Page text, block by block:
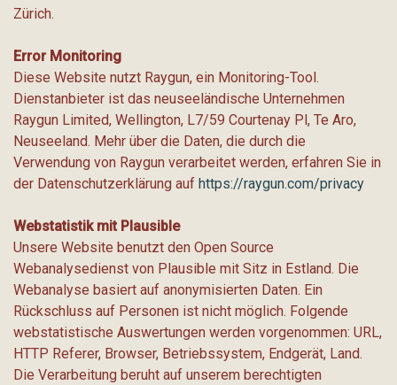
Zürich.
Error Monitoring
Diese Website nutzt Raygun, ein Monitoring-Tool.
Dienstanbieter ist das neuseeländische Unternehmen
Raygun Limited, Wellington, L7/59 Courtenay Pl, Te Aro,
Neuseeland. Mehr über die Daten, die durch die
Verwendung von Raygun verarbeitet werden, erfahren Sie in
der Datenschutzerklärung auf https://raygun.com/privacy
Webstatistik mit Plausible
Unsere Website benutzt den Open Source
Webanalysedienst von Plausible mit Sitz in Estland. Die
Webanalyse basiert auf anonymisierten Daten. Ein
Rückschluss auf Personen ist nicht möglich. Folgende
webstatistische Auswertungen werden vorgenommen: URL,
HTTP Referer, Browser, Betriebssystem, Endgerät, Land.
Die Verarbeitung beruht auf unserem berechtigten